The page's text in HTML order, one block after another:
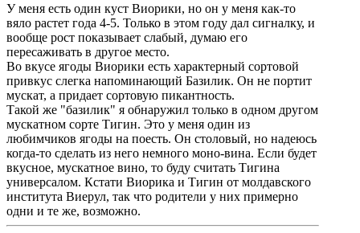
У меня есть один куст Виорики, но он у меня как-то
вяло растет года 4-5. Только в этом году дал сигналку, и
вообще рост показывает слабый, думаю его
пересаживать в другое место.
Во вкусе ягоды Виорики есть характерный сортовой
привкус слегка напоминающий Базилик. Он не портит
мускат, а придает сортовую пикантность.
Такой же "базилик" я обнаружил только в одном другом
мускатном сорте Тигин. Это у меня один из
любимчиков ягоды на поесть. Он столовый, но надеюсь
когда-то сделать из него немного моно-вина. Если будет
вкусное, мускатное вино, то буду считать Тигина
универсалом. Кстати Виорика и Тигин от молдавского
института Виерул, так что родители у них примерно
одни и те же, возможно.